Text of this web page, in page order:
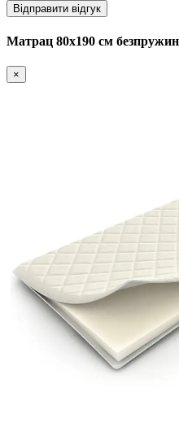
Відправити відгук
Матрац 80х190 см
×